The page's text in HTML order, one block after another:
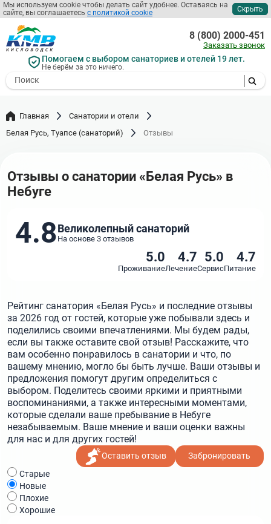
Мы используем cookie чтобы делать сайт удобнее. Оставаясь на
сайте, вы соглашаетесь с политикой cookie Скрыть
Перейти
к
основному
содержанию
Помогаем с выбором санаториев и отелей 19 лет.
Не берём за это ничего.
- I agree to the processing of my
8 (800) 2000-451
Заказать звонок
Главная
Санатории и отели
Белая Русь, Туапсе (санаторий)
Отзывы
Отзывы о санатории «Белая Русь» в
Небуге
4.8Великолепный санаторий
На основе 3 отзывов
5.0
Проживание
4.7
Лечение
5.0
Сервис
4.7
Питание
Рейтинг санатория «Белая Русь» и последние отзывы
за 2026 год от гостей, которые уже побывали здесь и
поделились своими впечатлениями. Мы будем рады,
если вы также оставите свой отзыв! Расскажите, что
вам особенно понравилось в санатории и что, по
вашему мнению, могло бы быть лучше. Ваши отзывы и
предложения помогут другим определиться с
выбором. Поделитесь своими яркими и приятными
воспоминаниями, а также интересными моментами,
которые сделали ваше пребывание в Небуге
незабываемым. Ваше мнение и ваши оценки важны
для нас и для других гостей!
Оставить отзыв
Забронировать
Cтарые
Новые
Плохие
Хорошие